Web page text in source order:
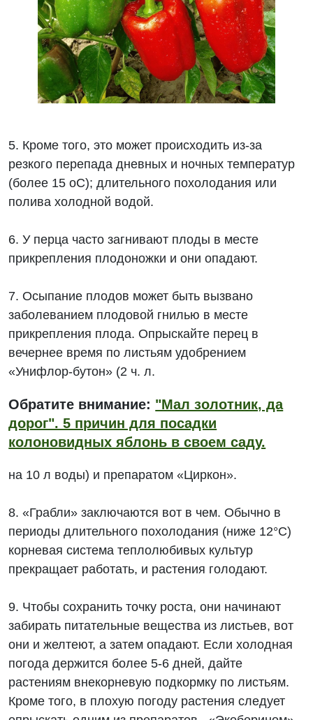
5. Кроме того, это может происходить из-за
резкого перепада дневных и ночных температур
(более 15 оС); длительного похолодания или
полива холодной водой.
6. У перца часто загнивают плоды в месте
прикрепления плодоножки и они опадают.
7. Осыпание плодов может быть вызвано
заболеванием плодовой гнилью в месте
прикрепления плода. Опрыскайте перец в
вечернее время по листьям удобрением
«Унифлор-бутон» (2 ч. л.
Обратите внимание: "Мал золотник, да
дорог". 5 причин для посадки
колоновидных яблонь в своем саду.
на 10 л воды) и препаратом «Циркон».
8. «Грабли» заключаются вот в чем. Обычно в
периоды длительного похолодания (ниже 12°C)
корневая система теплолюбивых культур
прекращает работать, и растения голодают.
9. Чтобы сохранить точку роста, они начинают
забирать питательные вещества из листьев, вот
они и желтеют, а затем опадают. Если холодная
погода держится более 5-6 дней, дайте
растениям внекорневую подкормку по листьям.
Кроме того, в плохую погоду растения следует